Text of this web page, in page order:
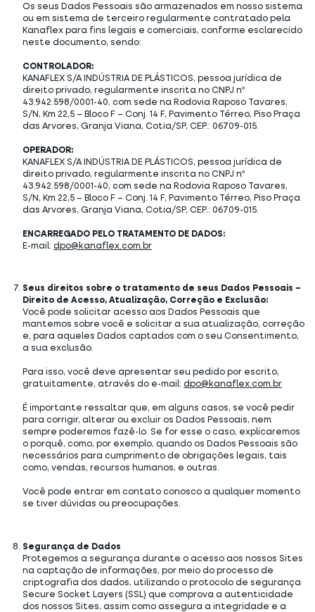
Os seus Dados Pessoais são armazenados em nosso sistema
ou em sistema de terceiro regularmente contratado pela
Kanaflex para fins legais e comerciais, conforme esclarecido
neste documento, sendo:
CONTROLADOR:
KANAFLEX S/A INDÚSTRIA DE PLÁSTICOS, pessoa jurídica de
direito privado, regularmente inscrita no CNPJ nº
43.942.598/0001-40, com sede na Rodovia Raposo Tavares,
S/N, Km 22,5 – Bloco F – Conj. 14 F, Pavimento Térreo, Piso Praça
das Arvores, Granja Viana, Cotia/SP, CEP.: 06709-015.
OPERADOR:
KANAFLEX S/A INDÚSTRIA DE PLÁSTICOS, pessoa jurídica de
direito privado, regularmente inscrita no CNPJ nº
43.942.598/0001-40, com sede na Rodovia Raposo Tavares,
S/N, Km 22,5 – Bloco F – Conj. 14 F, Pavimento Térreo, Piso Praça
das Arvores, Granja Viana, Cotia/SP, CEP.: 06709-015.
ENCARREGADO PELO TRATAMENTO DE DADOS:
E-mail: dpo@kanaflex.com.br
Seus direitos sobre o tratamento de seus Dados Pessoais –
Direito de Acesso, Atualização, Correção e Exclusão:
Você pode solicitar acesso aos Dados Pessoais que
mantemos sobre você e solicitar a sua atualização, correção
e, para aqueles Dados captados com o seu Consentimento,
a sua exclusão.
Para isso, você deve apresentar seu pedido por escrito,
gratuitamente, através do e-mail: dpo@kanaflex.com.br
É importante ressaltar que, em alguns casos, se você pedir
para corrigir, alterar ou excluir os Dados Pessoais, nem
sempre poderemos fazê-lo. Se for esse o caso, explicaremos
o porquê, como, por exemplo, quando os Dados Pessoais são
necessários para cumprimento de obrigações legais, tais
como, vendas, recursos humanos, e outras.
Você pode entrar em contato conosco a qualquer momento
se tiver dúvidas ou preocupações.
Segurança de Dados
Protegemos a segurança durante o acesso aos nossos Sites
na captação de informações, por meio do processo de
criptografia dos dados, utilizando o protocolo de segurança
Secure Socket Layers (SSL) que comprova a autenticidade
dos nossos Sites, assim como assegura a integridade e a